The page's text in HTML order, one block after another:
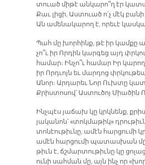
տուած մի­թէ ան­կա­րո՞ղ էր
Քաւ լի­ցի, Աս­տուած ո՛չ մէկ
Ան ա­մե­նա­կա­րող է, ո­րե­ւէ
Պահ մը խոր­հինք, թէ իր կամ­քը
չո՞ւ իր Որ­դին կար­գեց այդ
հա­մար։ Ին­չո՞ւ հա­մար Իր
իր Որդ­ւոյն եւ մար­դոց
Ա­նոր։ Ար­դա­րեւ Նոր Ուխ­տը
Քրիս­տո­սով՝ Աս­տու­ծոյ Միա­ծին
Ինչ­պէս յա­ճախ կը կրկնենք,
յա­կա­նոն՝ «տոկ­մա­թիկ»
տո­նէու­թիւ­նը, ա­մէն
ա­մէն հար­ցու­մի պա­տաս­խան մը
թիւն է, ճշմար­տու­թիւ­նը կը
ու­նի սահ­ման մը, այն ինչ որ